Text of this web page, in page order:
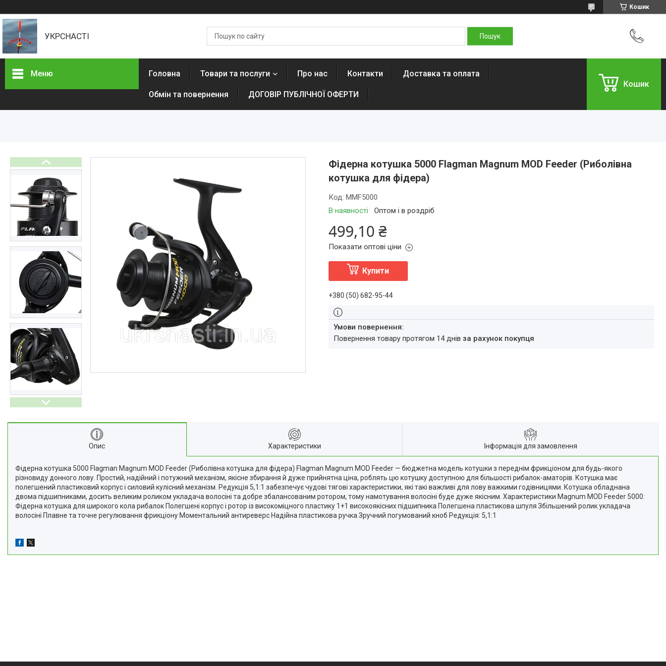
Кошик
УКРСНАСТІ
Меню Головна Товари та послуги Про нас Контакти Доставка та оплата
Обмін та повернення ДОГОВІР ПУБЛІЧНОЇ ОФЕРТИ
Кошик
Фідерна котушка 5000 Flagman Magnum MOD Feeder (Риболівна
котушка для фідера)
В наявності Оптом і в роздріб
Код: MMF5000
499,10 ₴
Показати оптові ціни
Купити
+380 (50) 682-95-44
повернення товару протягом 14 днів за рахунок покупця
Опис Характеристики Інформація для замовлення
Фідерна котушка 5000 Flagman Magnum MOD Feeder (Риболівна котушка для фідера) Flagman Magnum MOD Feeder — бюджетна модель котушки з переднім фрикціоном для будь-якого
різновиду донного лову. Простий, надійний і потужний механізм, якісне збирання й дуже прийнятна ціна, роблять цю котушку доступною для більшості рибалок-аматорів. Котушка має
полегшений пластиковий корпус і силовий кулісний механізм. Редукція 5,1:1 забезпечує чудові тягові характеристики, які такі важливі для лову важкими годівницями. Котушка обладнана
двома підшипниками, досить великим роликом укладача волосіні та добре збалансованим ротором, тому намотування волосіні буде дуже якісним. Характеристики Magnum MOD Feeder 5000:
Фідерна котушка для широкого кола рибалок Полегшені корпус і ротор із високоміцного пластику 1+1 високоякісних підшипника Полегшена пластикова шпуля Збільшений ролик укладача
волосіні Плавне та точне регулювання фрикціону Моментальний антиреверс Надійна пластикова ручка Зручний погумований кноб Редукція: 5,1:1